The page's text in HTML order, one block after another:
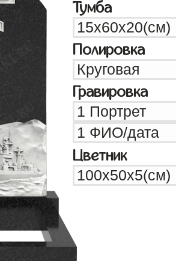
Тумба
Полировка
Гравировка
Цветник